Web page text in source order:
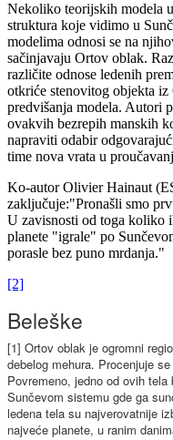
Nekoliko teorijskih modela
struktura koje vidimo u
modelima odnosi se na
sačinjavaju Ortov oblak.
različite odnose ledenih
otkriće stenovitog objekta
predvišanja modela. Autori
ovakvih bezrepih manskih
napraviti odabir
time nova vrata u
Ko-autor Olivier Hainaut
zaključuje:"Pronašli smo
U zavisnosti od toga koliko
planete "igrale" po
porasle bez puno mrdanja."
[2]
Beleške
[1] Ortov oblak je ogromni
debelog mehura. Procenjuje
Povremeno, jedno od ovih
Sunčevom sistemu gde ga
ledena tela su najverovatnije
najveće planete, u ranim